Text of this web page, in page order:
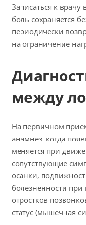
Записаться к
боль сохраняется
периодически
на ограничение
между
На первичном
анамнез: когда
меняется при
сопутствующие
осанки,
болезненности
отростков
статус (мышечная